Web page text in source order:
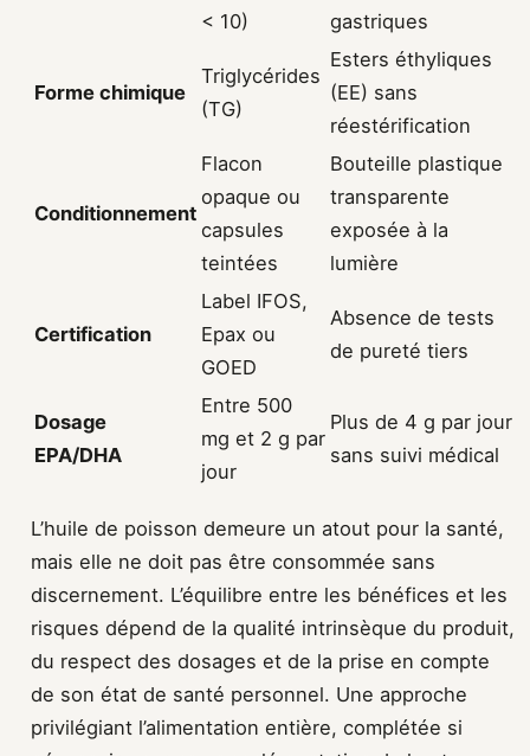
< 10)
gastriques
Forme chimique
Triglycérides
(TG)
Esters éthyliques
(EE) sans
réestérification
Conditionnement
Flacon
opaque ou
capsules
teintées
Bouteille plastique
transparente
exposée à la
lumière
Certification
Label IFOS,
Epax ou
GOED
Absence de tests
de pureté tiers
Dosage
EPA/DHA
Entre 500
mg et 2 g par
jour
Plus de 4 g par jour
sans suivi médical
L’huile de poisson demeure un atout pour la santé,
mais elle ne doit pas être consommée sans
discernement. L’équilibre entre les bénéfices et les
risques dépend de la qualité intrinsèque du produit,
du respect des dosages et de la prise en compte
de son état de santé personnel. Une approche
privilégiant l’alimentation entière, complétée si